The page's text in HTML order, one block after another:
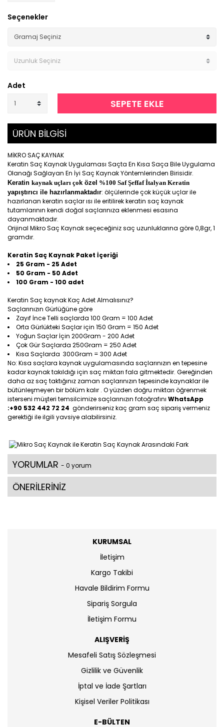
Seçenekler
Adet
SEPETE EKLE
ÜRÜN BİLGİSİ
MİKRO SAÇ KAYNAK
Keratin Saç Kaynak Uygulaması Saçta En Kısa Saça Bile Uygulama
Olanağı Sağlayan En İyi Saç Kaynak Yöntemlerinden Birisidir.
Keratin kaynak uçları ço k özel %100 Saf Şeffaf İtalyan Keratin
yapıştırıcı ile hazırlanmaktadır: ölçülerinde çok küçük uçlar ile
hazırlanan keratin saçlar ısı ile eritilirek keratin saç kaynak
tutamlarının kendi doğal saçlarınıza eklenmesi esasına
dayanmaktadır.
Orijinal Mikro Saç Kaynak seçeceğiniz saç uzunluklarına göre 0,8gr, 1
gramdır.
Keratin Saç Kaynak Paket İçeriği
25 Gram - 25 Adet
50 Gram - 50 Adet
100 Gram - 100 adet
Keratin Saç kaynak Kaç Adet Almalısınız?
Saçlarınızın Gürlüğüne göre
Zayıf İnce Telli saçlarda 100 Gram = 100 Adet
Orta Gürlükteki Saçlar için 150 Gram = 150 Adet
Yoğun Saçlar İçin 200Gram - 200 Adet
Çok Gür Saçlarda 250Gram = 250 Adet
Kısa Saçlarda 300Gram = 300 Adet
No: Kısa saçlara kaynak uygulamasında saçlarınızın en tepesine
kadar kaynak takıldığı için saç miktarı fala gitmektedir. Gereğinden
daha az saç taktığınız zaman saçlarınızın tepesinde kaynaklar ile
bütünleşmeyen bir bölüm kalır . O yüzden doğru miktarı öğrenmek
isterseni müşteri temsilcimize saçlarınızın fotoğrafını WhatsApp
:+90 532 442 72 24 gönderirseniz kaç gram saç sipariş vermeniz
gerektiği ile ilgili yavsiye alabilirsiniz.
YORUMLAR - 0 yorum
ÖNERİLERİNİZ
KURUMSAL
İletişim
Kargo Takibi
Havale Bildirim Formu
Sipariş Sorgula
İletişim Formu
ALIŞVERİŞ
Mesafeli Satış Sözleşmesi
Gizlilik ve Güvenlik
İptal ve İade Şartları
Kişisel Veriler Politikası
E-BÜLTEN